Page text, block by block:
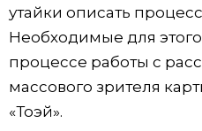
утайки описать
Необходимые для
процессе работы с
массового зрителя
«Тоэй».